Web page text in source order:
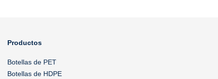
Productos
Botellas de PET
Botellas de HDPE